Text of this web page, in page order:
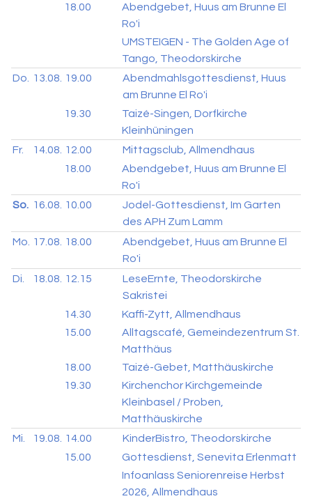
18.00
Abendgebet, Huus am Brunne El
Ro'i
UMSTEIGEN - The Golden Age of
Tango, Theodorskirche
Do.
13.08. 19.00
Abendmahlsgottesdienst, Huus
am Brunne El Ro'i
19.30
Taizé-Singen, Dorfkirche
Kleinhüningen
Fr.
14.08. 12.00
Mittagsclub, Allmendhaus
18.00
Abendgebet, Huus am Brunne El
Ro'i
So. 16.08. 10.00
Jodel-Gottesdienst, Im Garten
des APH Zum Lamm
Mo.
17.08. 18.00
Abendgebet, Huus am Brunne El
Ro'i
Di.
18.08. 12.15
LeseErnte, Theodorskirche
Sakristei
14.30
Kaffi-Zytt, Allmendhaus
15.00
Alltagscafé, Gemeindezentrum St.
Matthäus
18.00
Taizé-Gebet, Matthäuskirche
19.30
Kirchenchor Kirchgemeinde
Kleinbasel / Proben,
Matthäuskirche
Mi.
19.08. 14.00
KinderBistro, Theodorskirche
15.00
Gottesdienst, Senevita Erlenmatt
Infoanlass Seniorenreise Herbst
2026, Allmendhaus